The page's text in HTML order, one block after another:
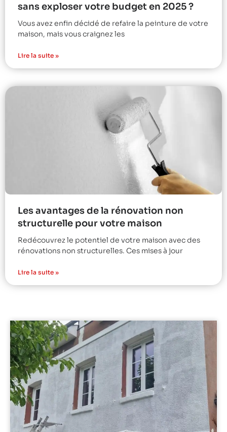
sans exploser votre budget en 2025 ?
Vous avez enfin décidé de refaire la peinture de votre
maison, mais vous craignez les
Lire la suite »
Les avantages de la rénovation non
structurelle pour votre maison
Redécouvrez le potentiel de votre maison avec des
rénovations non structurelles. Ces mises à jour
Lire la suite »